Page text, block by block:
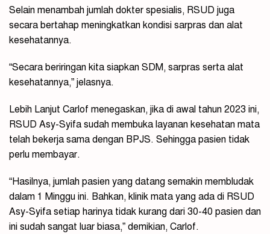
Selain menambah jumlah dokter spesialis, RSUD juga
secara bertahap meningkatkan kondisi sarpras dan alat
kesehatannya.
“Secara beriringan kita siapkan SDM, sarpras serta alat
kesehatannya,” jelasnya.
Lebih Lanjut Carlof menegaskan, jika di awal tahun 2023 ini,
RSUD Asy-Syifa sudah membuka layanan kesehatan mata
telah bekerja sama dengan BPJS. Sehingga pasien tidak
perlu membayar.
“Hasilnya, jumlah pasien yang datang semakin membludak
dalam 1 Minggu ini. Bahkan, klinik mata yang ada di RSUD
Asy-Syifa setiap harinya tidak kurang dari 30-40 pasien dan
ini sudah sangat luar biasa,” demikian, Carlof.